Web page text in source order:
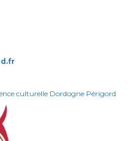
culturelle Dordogne Périgord